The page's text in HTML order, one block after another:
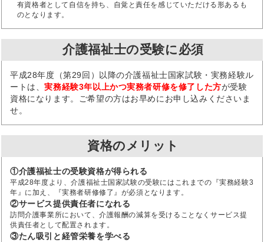
有資格者として自信を持ち、自覚と責任を感じていただける形あるも
のとなります。
介護福祉士の受験に必須
平成28年度（第29回）以降の介護福祉士国家試験・実務経験ル
ートは、実務経験3年以上かつ実務者研修を修了した方が受験
資格になります。ご希望の方はお早めにお申し込みくださいま
せ。
資格のメリット
①介護福祉士の受験資格が得られる
平成28年度より、介護福祉士国家試験の受験にはこれまでの『実務経験3
年』に加え、『実務者研修修了』が必須となります。
②サービス提供責任者になれる
訪問介護事業所において、介護報酬の減算を受けることなくサービス提
供責任者として配置されます。
③たん吸引と経管栄養を学べる